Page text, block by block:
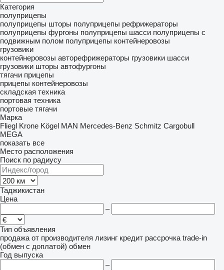
Категория
полуприцепы
полуприцепы шторы полуприцепы рефрижераторы
полуприцепы фургоны полуприцепы шасси полуприцепы с
подвижным полом полуприцепы контейнеровозы
грузовики
контейнеровозы авторефрижераторы грузовики шасси
грузовики шторы автофургоны
тягачи прицепы
прицепы контейнеровозы
складская техника
портовая техника
портовые тягачи
Марка
Fliegl Krone Kögel MAN Mercedes-Benz Schmitz Cargobull
MEGA
показать все
Место расположения
Поиск по радиусу
Таджикистан
Цена
–
Тип объявления
продажа от производителя лизинг кредит рассрочка trade-in
(обмен с доплатой) обмен
Год выпуска
–